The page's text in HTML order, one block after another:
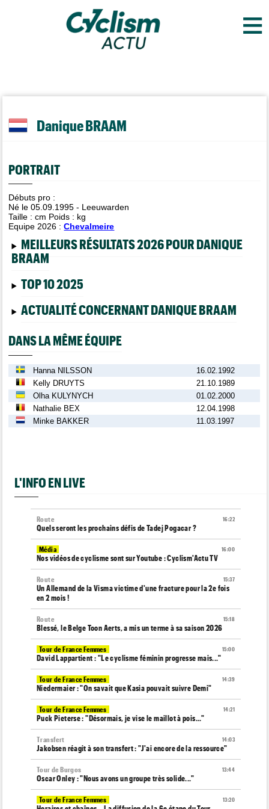
≡
Danique BRAAM
PORTRAIT
Débuts pro :
Né le 05.09.1995 - Leeuwarden
Taille :cm Poids : kg
Equipe 2026 :Chevalmeire
MEILLEURS RÉSULTATS 2026 POUR DANIQUE
BRAAM
TOP 10 2025
ACTUALITÉ CONCERNANT DANIQUE BRAAM
DANS LA MÊME ÉQUIPE
Hanna NILSSON
16.02.1992
Kelly DRUYTS
21.10.1989
Olha KULYNYCH
01.02.2000
Nathalie BEX
12.04.1998
Minke BAKKER
11.03.1997
L'INFO EN LIVE
16:22
Route
Quels seront les prochains défis de Tadej Pogacar ?
16:00
Média
Nos vidéos de cyclisme sont sur Youtube : Cyclism'Actu TV
15:37
Route
Un Allemand de la Visma victime d'une fracture pour la 2e fois
en 2 mois !
15:18
Route
Blessé, le Belge Toon Aerts, a mis un terme à sa saison 2026
15:00
Tour de France Femmes
David Lappartient : "Le cyclisme féminin progresse mais..."
14:39
Tour de France Femmes
Niedermaier : "On savait que Kasia pouvait suivre Demi"
14:21
Tour de France Femmes
Puck Pieterse : "Désormais, je vise le maillot à pois..."
14:03
Transfert
Jakobsen réagit à son transfert : "J'ai encore de la ressource"
13:44
Tour de Burgos
Oscar Onley : "Nous avons un groupe très solide..."
13:20
Tour de France Femmes